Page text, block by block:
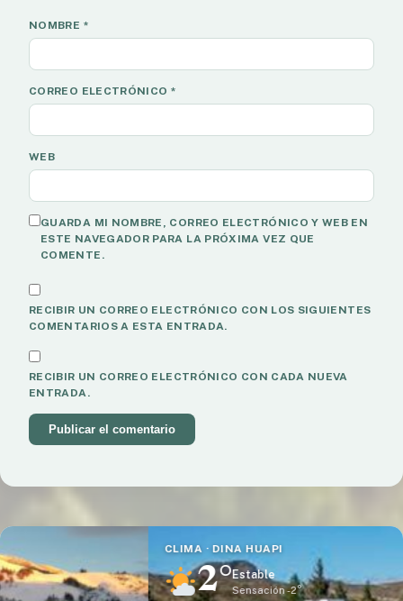
NOMBRE *
CORREO ELECTRÓNICO *
WEB
GUARDA MI NOMBRE, CORREO ELECTRÓNICO Y WEB EN
ESTE NAVEGADOR PARA LA PRÓXIMA VEZ QUE
COMENTE.
RECIBIR UN CORREO ELECTRÓNICO CON LOS SIGUIENTES
COMENTARIOS A ESTA ENTRADA.
RECIBIR UN CORREO ELECTRÓNICO CON CADA NUEVA
ENTRADA.
2°Estable
Sensación -2°